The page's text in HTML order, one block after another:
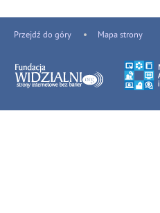
Przejdź do góry Mapa strony